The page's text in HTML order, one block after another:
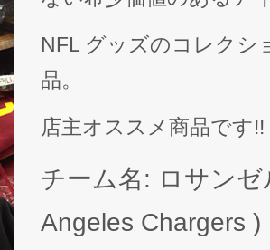
NFL グッズのコレクシ
品。
店主オススメ商品です!!
チーム名: ロサン
Angeles Chargers )